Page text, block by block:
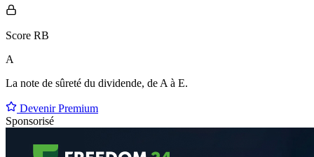
Score RB
A
La note de sûreté du dividende, de A à E.
Devenir Premium
Sponsorisé